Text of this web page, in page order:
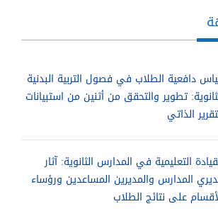
دافعية الطلاب في فصول التربية البدنية
تطوير والتحقق من أثنين من استبيانات
الذاتي
التعليمية في المدارس الثانوية: آثار
المدارس والمديرين المساعدين ورؤساء
على نتائج الطلاب